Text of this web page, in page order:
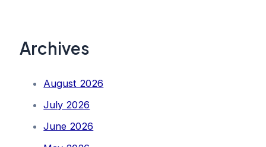
Archives
August 2026
July 2026
June 2026